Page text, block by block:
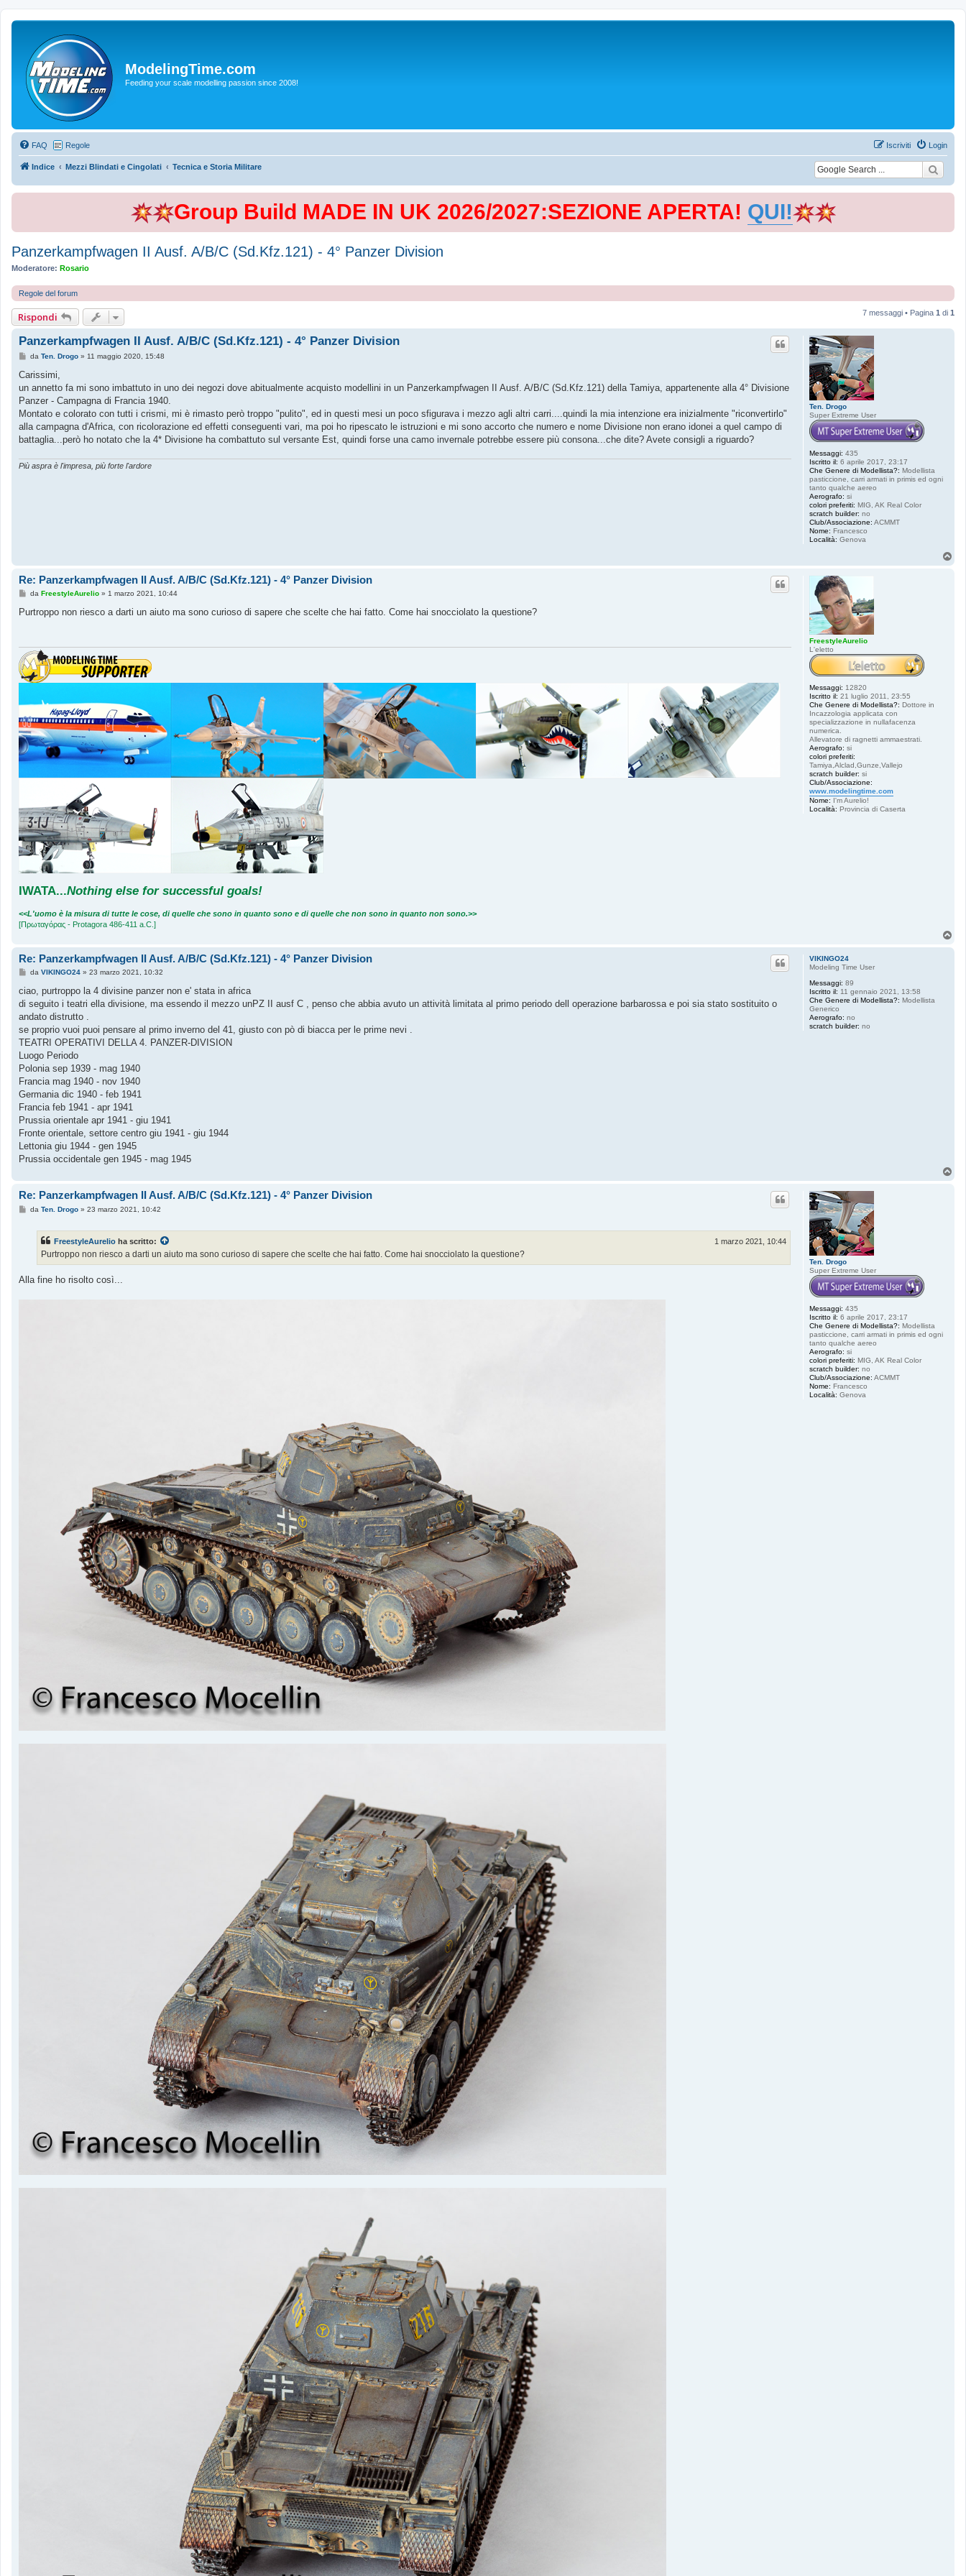
ModelingTime.com
Feeding your scale modelling passion since 2008!
FAQ Regole Login
Iscriviti
Indice Mezzi Blindati e Cingolati Tecnica e Storia Militare
Group Build MADE IN UK 2026/2027:SEZIONE APERTA! QUI!
Panzerkampfwagen II Ausf. A/B/C (Sd.Kfz.121) - 4° Panzer Division
Moderatore: Rosario
Regole del forum
Rispondi 7 messaggi • Pagina 1 di 1
Ten. Drogo
Super Extreme User
Messaggi: 435
Iscritto il: 6 aprile 2017, 23:17
Che Genere di Modellista?: Modellista
pasticcione, carri armati in primis ed ogni
tanto qualche aereo
Aerografo: si
colori preferiti: MIG, AK Real Color
scratch builder: no
Club/Associazione: ACMMT
Nome: Francesco
Località: Genova
Panzerkampfwagen II Ausf. A/B/C (Sd.Kfz.121) - 4° Panzer Division
M
s
a
g
i
o
da Ten. Drogo» 11 maggio 2020, 15:48
Carissimi,
un annetto fa mi sono imbattuto in uno dei negozi dove abitualmente acquisto modellini in un Panzerkampfwagen II Ausf. A/B/C (Sd.Kfz.121) della Tamiya, appartenente alla 4° Divisione
Panzer - Campagna di Francia 1940.
Montato e colorato con tutti i crismi, mi è rimasto però troppo "pulito", ed in questi mesi un poco sfigurava i mezzo agli altri carri....quindi la mia intenzione era inizialmente "riconvertirlo"
alla campagna d'Africa, con ricolorazione ed effetti conseguenti vari, ma poi ho ripescato le istruzioni e mi sono accorto che numero e nome Divisione non erano idonei a quel campo di
battaglia...però ho notato che la 4* Divisione ha combattuto sul versante Est, quindi forse una camo invernale potrebbe essere più consona...che dite? Avete consigli a riguardo?
Più aspra è l'impresa, più forte l'ardore
FreestyleAurelio
L'eletto
Messaggi: 12820
Iscritto il: 21 luglio 2011, 23:55
Che Genere di Modellista?: Dottore in
Incazzologia applicata con
specializzazione in nullafacenza
numerica.
Allevatore di ragnetti ammaestrati.
Aerografo: si
colori preferiti:
Tamiya,Alclad,Gunze,Vallejo
scratch builder: si
Club/Associazione:
www.modelingtime.com
Nome: I'm Aurelio!
Località: Provincia di Caserta
Re: Panzerkampfwagen II Ausf. A/B/C (Sd.Kfz.121) - 4° Panzer Division
M
s
i
o
da FreestyleAurelio» 1 marzo 2021, 10:44
Purtroppo non riesco a darti un aiuto ma sono curioso di sapere che scelte che hai fatto. Come hai snocciolato la questione?
IWATA...Nothing else for successful goals!
<<L'uomo è la misura di tutte le cose, di quelle che sono in quanto sono e di quelle che non sono in quanto non sono.>>
[Πρωταγόρας - Protagora 486-411 a.C.]
VIKINGO24
Modeling Time User
Messaggi: 89
Iscritto il: 11 gennaio 2021, 13:58
Che Genere di Modellista?: Modellista
Generico
Aerografo: no
scratch builder: no
Re: Panzerkampfwagen II Ausf. A/B/C (Sd.Kfz.121) - 4° Panzer Division
M
s
a
g
i
o
da VIKINGO24» 23 marzo 2021, 10:32
ciao, purtroppo la 4 divisine panzer non e' stata in africa
di seguito i teatri ella divisione, ma essendo il mezzo unPZ II ausf C , penso che abbia avuto un attività limitata al primo periodo dell operazione barbarossa e poi sia stato sostituito o
andato distrutto .
se proprio vuoi puoi pensare al primo inverno del 41, giusto con pò di biacca per le prime nevi .
TEATRI OPERATIVI DELLA 4. PANZER-DIVISION
Luogo Periodo
Polonia sep 1939 - mag 1940
Francia mag 1940 - nov 1940
Germania dic 1940 - feb 1941
Francia feb 1941 - apr 1941
Prussia orientale apr 1941 - giu 1941
Fronte orientale, settore centro giu 1941 - giu 1944
Lettonia giu 1944 - gen 1945
Prussia occidentale gen 1945 - mag 1945
Ten. Drogo
Super Extreme User
Messaggi: 435
Iscritto il: 6 aprile 2017, 23:17
Che Genere di Modellista?: Modellista
pasticcione, carri armati in primis ed ogni
tanto qualche aereo
Aerografo: si
colori preferiti: MIG, AK Real Color
scratch builder: no
Club/Associazione: ACMMT
Nome: Francesco
Località: Genova
Re: Panzerkampfwagen II Ausf. A/B/C (Sd.Kfz.121) - 4° Panzer Division
M
o
da Ten. Drogo» 23 marzo 2021, 10:42
FreestyleAurelio ha scritto: 1 marzo 2021, 10:44
Purtroppo non riesco a darti un aiuto ma sono curioso di sapere che scelte che hai fatto. Come hai snocciolato la questione?
Alla fine ho risolto così...